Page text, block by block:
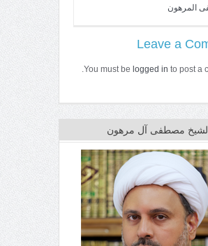
المرهون
Leave a
You must be logged in to post a
مصطفى آل مرهون